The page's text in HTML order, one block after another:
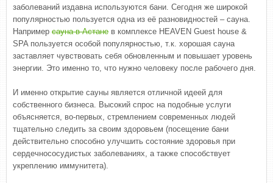
заболеваний издавна используются бани. Сегодня же широкой
популярностью пользуется одна из её разновидностей – сауна.
Например сауна в Астане в комплексе HEAVEN Guest house &
SPA пользуется особой популярностью, т.к. хорошая сауна
заставляет чувствовать себя обновленным и повышает уровень
энергии. Это именно то, что нужно человеку после рабочего дня.
И именно открытие сауны является отличной идеей для
собственного бизнеса. Высокий спрос на подобные услуги
объясняется, во-первых, стремлением современных людей
тщательно следить за своим здоровьем (посещение бани
действительно способно улучшить состояние здоровья при
сердечнососудистых заболеваниях, а также способствует
укреплению иммунитета).